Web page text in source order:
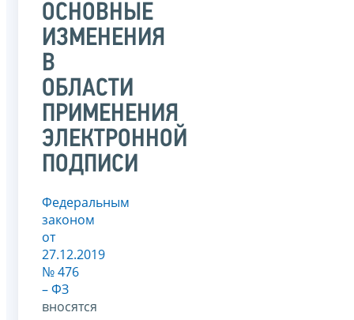
ОСНОВНЫЕ
ИЗМЕНЕНИЯ
В
ОБЛАСТИ
ПРИМЕНЕНИЯ
ЭЛЕКТРОННОЙ
ПОДПИСИ
Федеральным
законом
от
27.12.2019
№ 476
– ФЗ
вносятся